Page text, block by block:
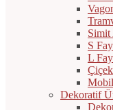
Simit
S
L
Dekoratif